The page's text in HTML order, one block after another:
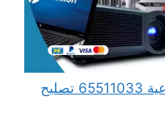
مهندس كمبيوتر العارضية الصناعية 65511033 تصليح